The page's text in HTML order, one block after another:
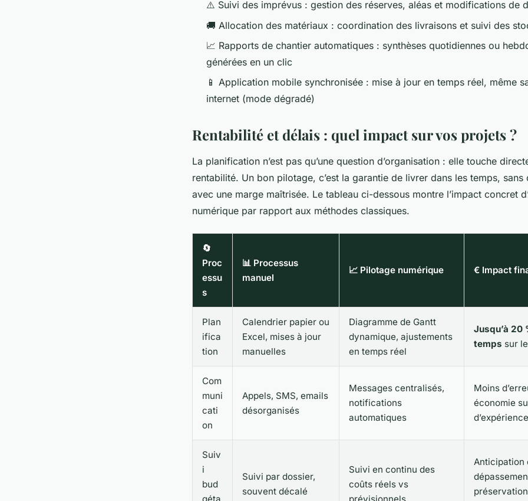
⚠️ Suivi des imprévus : gestion des réserves, aléas et modifications de
🚚 Allocation des matériaux : coordination des livraisons et suivi des
📈 Rapports de chantier automatiques : synthèses quotidiennes ou
générées en un clic
📱 Application mobile synchronisée : mise à jour en temps réel, même
internet (mode dégradé)
Rentabilité et délais : quel impact sur vos projets ?
La planification n’est pas qu’une question d’organisation : elle touche
rentabilité. Un bon pilotage, c’est la garantie de livrer dans les temps, sans
avec une marge maîtrisée. Le tableau ci-dessous montre l’impact concret
numérique par rapport aux méthodes classiques.
🔄
Proc
essu
s
📊 Processus
manuel
📈 Pilotage numérique € Impact
Plan
ifica
tion
Calendrier papier ou
Excel, mises à jour
manuelles
Diagramme de Gantt
dynamique, ajustements
en temps réel
Jusqu’à 20
temps sur
Com
muni
cati
on
Appels, SMS, emails
désorganisés
Messages centralisés,
notifications
automatiques
Moins
économie
d’expérience
Suiv
i
bud
Suivi par dossier,
souvent décalé
Suivi en continu des
coûts réels vs
Anticipation